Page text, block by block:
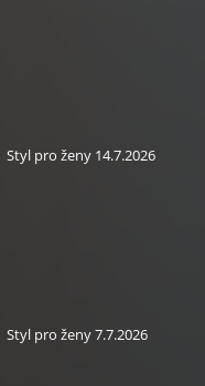
Styl pro ženy 14.7.2026
Styl pro ženy 7.7.2026